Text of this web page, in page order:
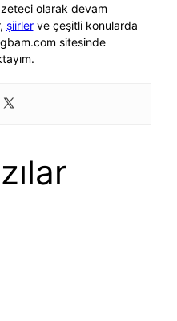
olarak devam
şiirlerve çeşitli konularda
sitesinde